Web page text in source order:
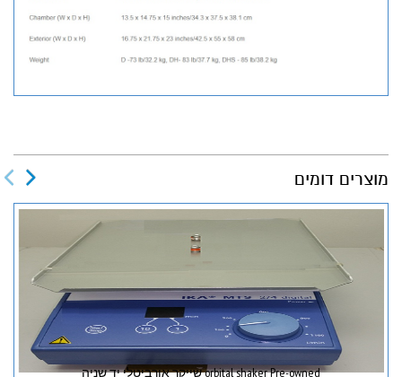
מוצרים דומים
orbital shaker Pre-owned שייקר אורביטלי יד שניה